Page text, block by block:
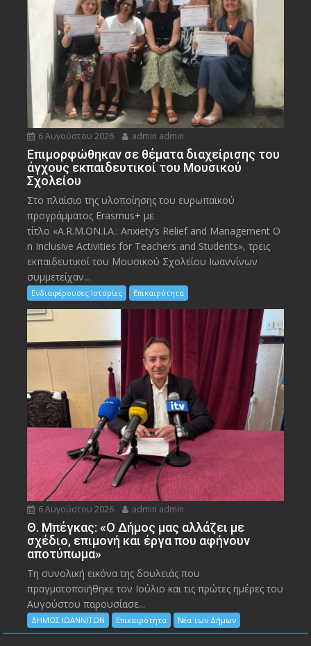
6 Αυγούστου 2026 admin admin
Eπιμορφώθηκαν σε θέματα διαχείρισης του
άγχους εκπαιδευτικοί του Μουσικού
Σχολείου
Στο πλαίσιο της υλοποίησης του ευρωπαϊκού
προγράμματος Erasmus+ με
τίτλο «A.R.M.ON.I.A.: Anxiety’s Relief and Management O
n Inclusive Activities for Teachers and Students», τρεις
εκπαιδευτικοί του Μουσικού Σχολείου Ιωαννίνων
συμμετείχαν...
Ενδιαφέρουσες Ιστορίες Επικαιρότητα
6 Αυγούστου 2026 admin admin
Θ. Μπέγκας: «Ο Δήμος μας αλλάζει με
σχέδιο, επιμονή και έργα που αφήνουν
αποτύπωμα»
Τη συνολική εικόνα της δουλειάς που
πραγματοποιήθηκε τον Ιούλιο και τις πρώτες ημέρες του
Αυγούστου παρουσίασε...
ΔΗΜΟΣ ΙΩΑΝΝΙΤΩΝ Επικαιρότητα Νέα των Δήμων